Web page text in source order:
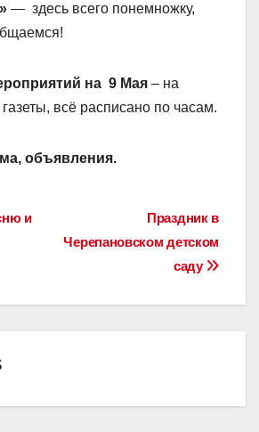
— здесь всего понемножку,
на 9 Мая – на
всё расписано по часам.
объявления.
Праздник в
Черепановском детском
саду
и